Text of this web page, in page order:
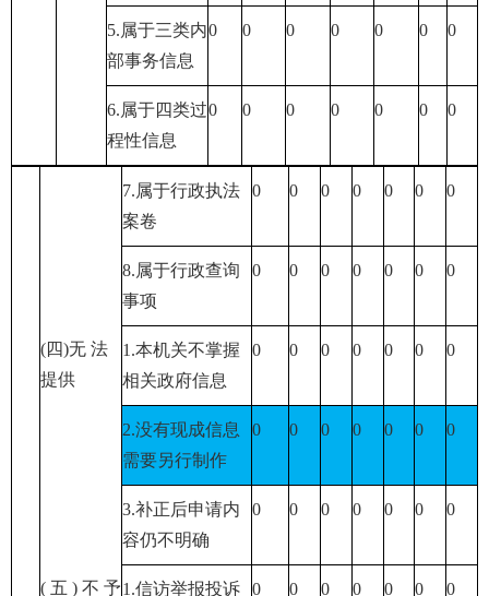
5.属于三类内
部事务信息
0 0 0 0 0 0 0
6.属于四类过
程性信息
0 0 0 0 0 0 0
7.属于行政执法
案卷
0 0 0 0 0 0 0
8.属于行政查询
事项
0 0 0 0 0 0 0
(四)无 法
提供
1.本机关不掌握
相关政府信息
0 0 0 0 0 0 0
2.没有现成信息
需要另行制作
0 0 0 0 0 0 0
3.补正后申请内
容仍不明确
0 0 0 0 0 0 0
( 五 ) 不 予1.信访举报投诉
0 0 0 0 0 0 0